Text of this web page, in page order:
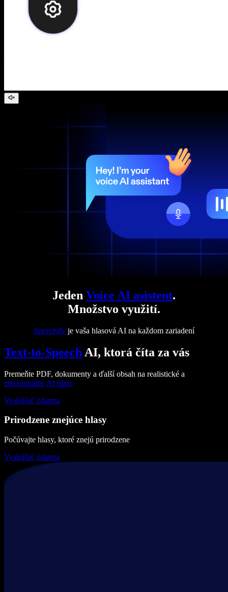
Jeden Voice AI asistent.
Množstvo využití.
Speechify je vaša hlasová AI na každom zariadení
Text-to-Speech AI, ktorá číta za vás
Premeňte PDF, dokumenty a ďalší obsah na realistické a
emocionálne AI hlasy
Vyskúšať zdarma
Prirodzene znejúce hlasy
Počúvajte hlasy, ktoré znejú prirodzene
Vyskúšať zdarma